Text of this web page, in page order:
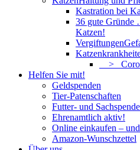
Kastration bei
36 gute Gründe
Katzen!
Vergiftungen
>
Helfen Sie mit!
Geldspenden
Tier-Patenschaften
Futter- und
Ehrenamtlich aktiv!
Online einkaufen –
Amazon-Wunschzettel